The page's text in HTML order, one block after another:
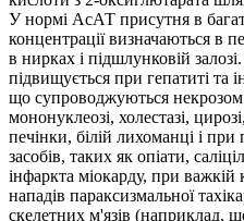
У нормі АсАТ присутня в
концентрації визначаються в
в нирках і підшлунковій
підвищується при гепатиті та
що супроводжуються некрозом
мононуклеозі, холестазі,
печінки, білій лихоманці і при
засобів, таких як опіати,
інфаркта міокарду, при важкій
нападів параксизмальної
скелетних м'язів (наприклад,